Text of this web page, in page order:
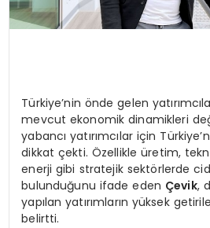
Türkiye’nin önde gelen
mevcut ekonomik dinamikleri
yabancı yatırımcılar için
dikkat çekti. Özellikle üretim,
enerji gibi stratejik sektörlerde
bulunduğunu ifade eden Çevik,
yapılan yatırımların yüksek
belirtti.